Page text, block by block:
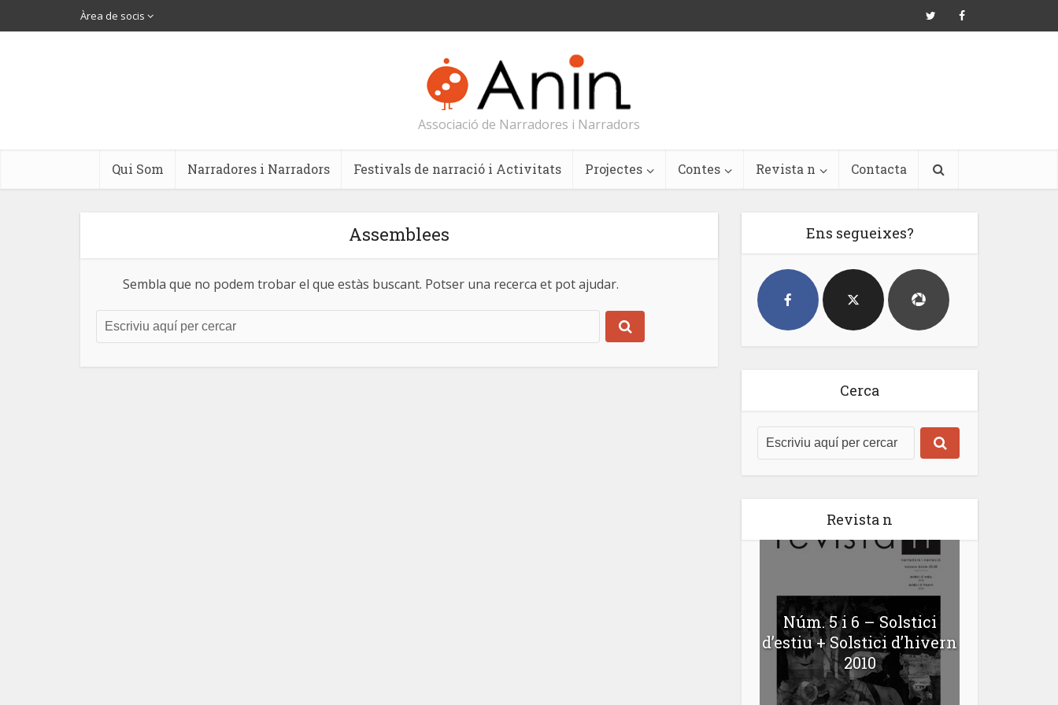
Àrea de socis
Associació de Narradores i Narradors
Qui Som Narradores i Narradors Festivals de narració i Activitats Projectes Contes Revista n Contacta
Assemblees
Sembla que no podem trobar el que estàs buscant. Potser una recerca et pot ajudar.
Ens segueixes?
Cerca
Revista n
Núm. 5 i 6 – Solstici
d’estiu + Solstici d’hivern
2010